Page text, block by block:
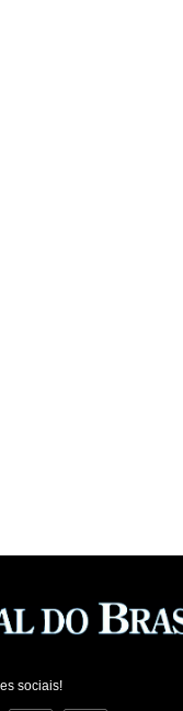
sociais!